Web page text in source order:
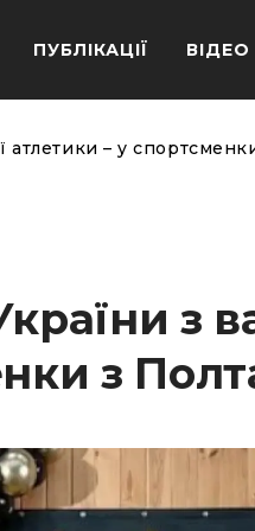
ПУБЛІКАЦІЇ ВІДЕО
атлетики – у
з
з